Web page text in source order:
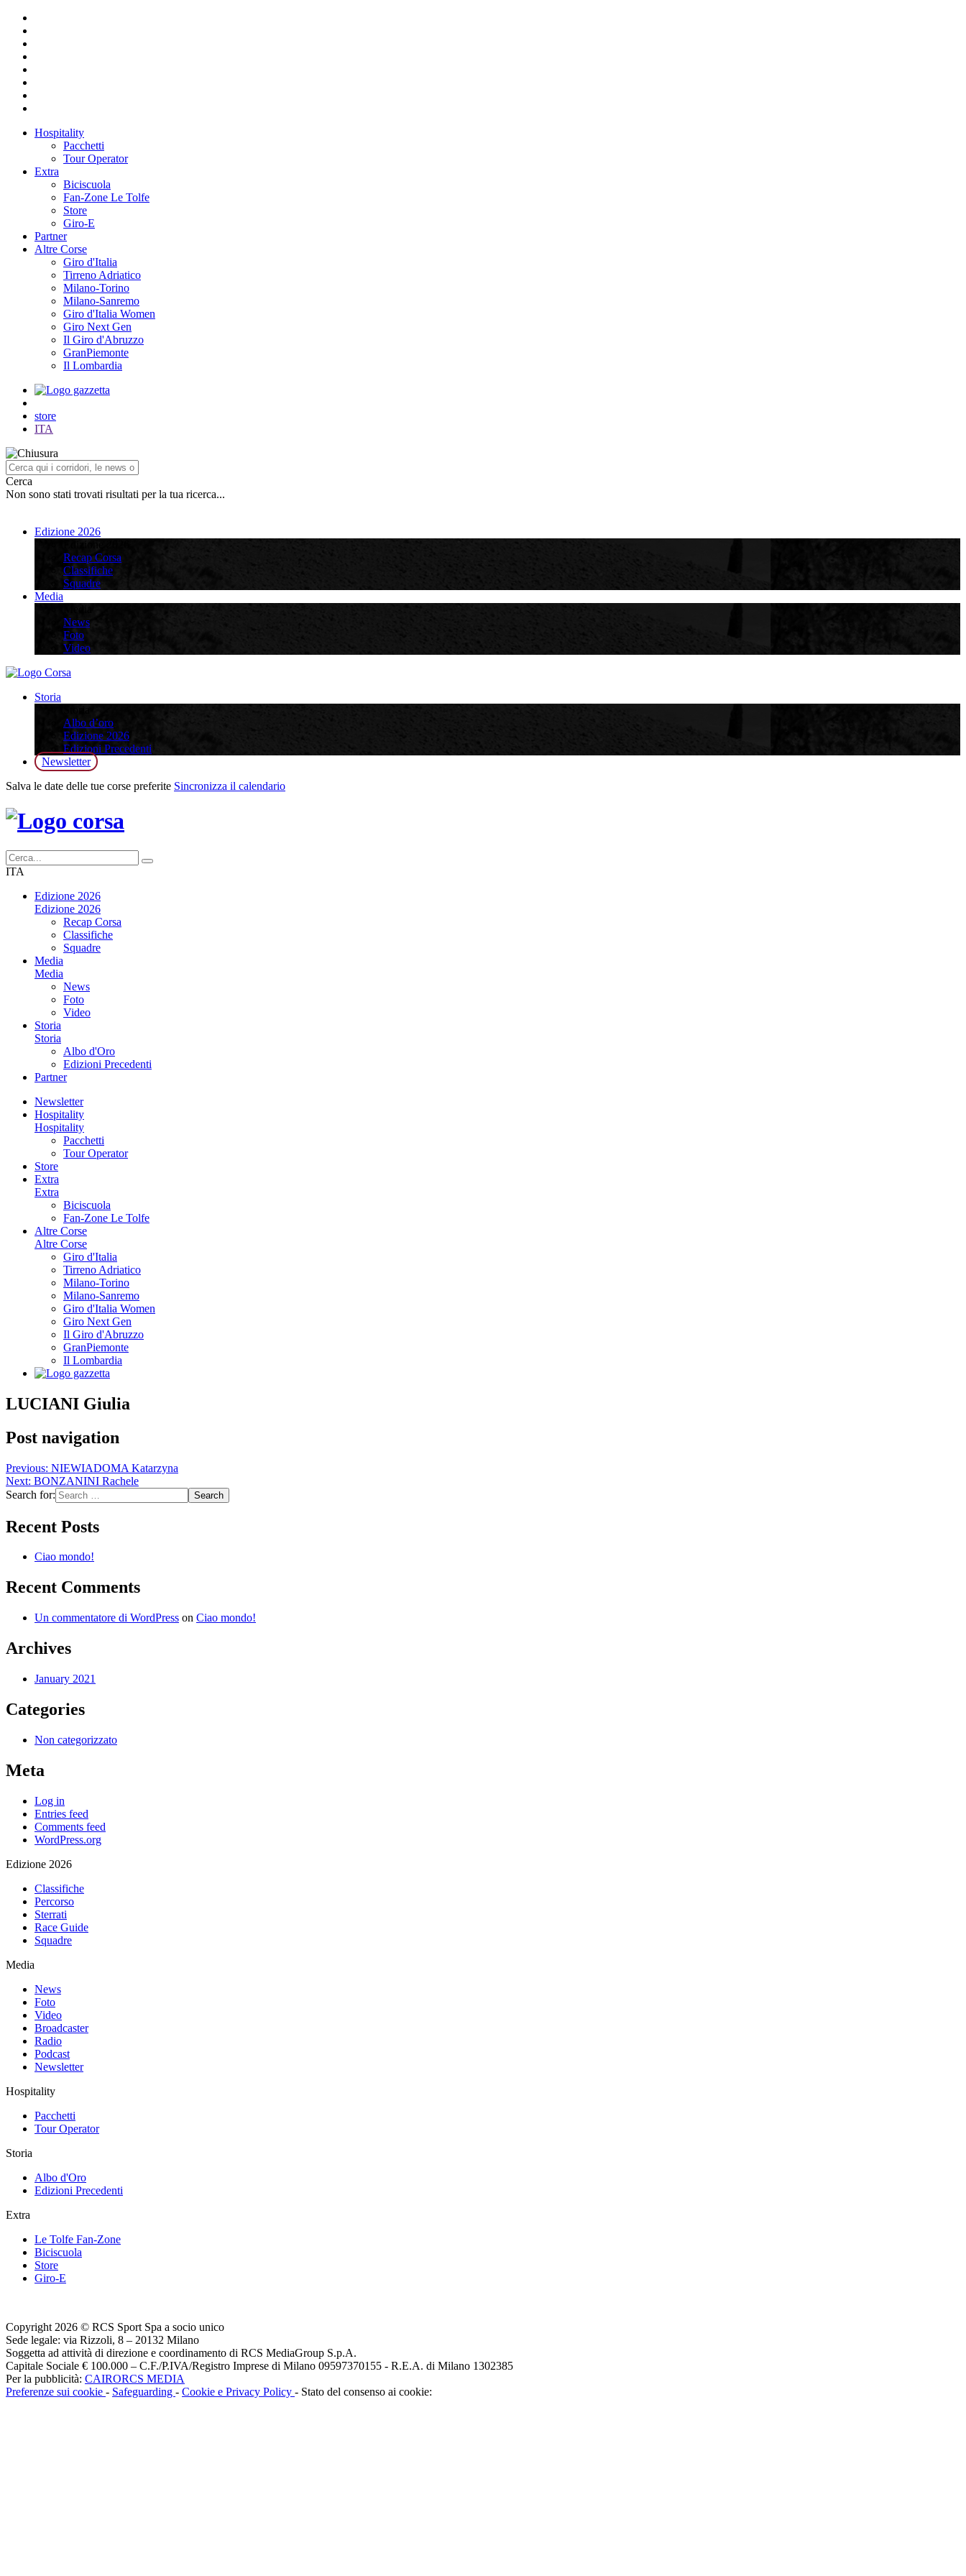
Hospitality
Pacchetti
Tour Operator
Extra
Biciscuola
Fan-Zone Le Tolfe
Store
Giro-E
Partner
Altre Corse
Giro d'Italia
Tirreno Adriatico
Milano-Torino
Milano-Sanremo
Giro d'Italia Women
Giro Next Gen
Il Giro d'Abruzzo
GranPiemonte
Il Lombardia
store
ITA
Cerca
Non sono stati trovati risultati per la tua ricerca...
Edizione 2026
Recap Corsa
Classifiche
Squadre
Media
News
Foto
Video
Storia
Albo d’oro
Edizione 2026
Edizioni Precedenti
Newsletter
Salva le date delle tue corse preferite Sincronizza il calendario
ITA
Edizione 2026
Edizione 2026
Recap Corsa
Classifiche
Squadre
Media
Media
News
Foto
Video
Storia
Storia
Albo d'Oro
Edizioni Precedenti
Partner
Newsletter
Hospitality
Hospitality
Pacchetti
Tour Operator
Store
Extra
Extra
Biciscuola
Fan-Zone Le Tolfe
Altre Corse
Altre Corse
Giro d'Italia
Tirreno Adriatico
Milano-Torino
Milano-Sanremo
Giro d'Italia Women
Giro Next Gen
Il Giro d'Abruzzo
GranPiemonte
Il Lombardia
LUCIANI Giulia
Post navigation
Previous: NIEWIADOMA Katarzyna
Next: BONZANINI Rachele
Search for:
Recent Posts
Ciao mondo!
Recent Comments
Un commentatore di WordPress on Ciao mondo!
Archives
January 2021
Categories
Non categorizzato
Meta
Log in
Entries feed
Comments feed
WordPress.org
Edizione 2026
Classifiche
Percorso
Sterrati
Race Guide
Squadre
Media
News
Foto
Video
Broadcaster
Radio
Podcast
Newsletter
Hospitality
Pacchetti
Tour Operator
Storia
Albo d'Oro
Edizioni Precedenti
Extra
Le Tolfe Fan-Zone
Biciscuola
Store
Giro-E
Copyright 2026 © RCS Sport Spa a socio unico
Sede legale: via Rizzoli, 8 – 20132 Milano
Soggetta ad attività di direzione e coordinamento di RCS MediaGroup S.p.A.
Capitale Sociale € 100.000 – C.F./P.IVA/Registro Imprese di Milano 09597370155 - R.E.A. di Milano 1302385
Per la pubblicità: CAIRORCS MEDIA
Preferenze sui cookie - Safeguarding - Cookie e Privacy Policy - Stato del consenso ai cookie: